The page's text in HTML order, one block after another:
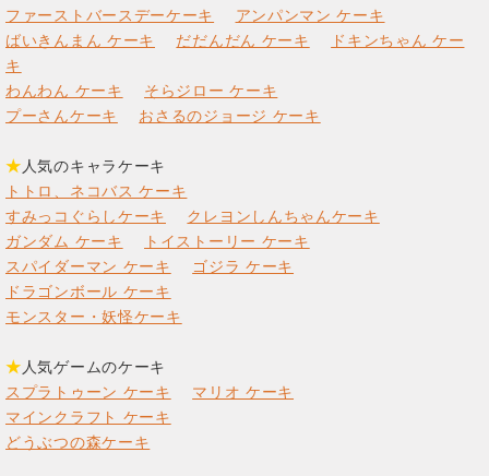
ファーストバースデーケーキ
アンパンマン ケーキ
ばいきんまん ケーキ
だだんだん ケーキ
ドキンちゃん ケー
キ
わんわん ケーキ
そらジロー ケーキ
プーさんケーキ
おさるのジョージ ケーキ
★ 人気のキャラケーキ
トトロ、ネコバス ケーキ
すみっコぐらしケーキ
クレヨンしんちゃんケーキ
ガンダム ケーキ
トイストーリー ケーキ
スパイダーマン ケーキ
ゴジラ ケーキ
ドラゴンボール ケーキ
モンスター・妖怪ケーキ
★ 人気ゲームのケーキ
スプラトゥーン ケーキ
マリオ ケーキ
マインクラフト ケーキ
どうぶつの森ケーキ